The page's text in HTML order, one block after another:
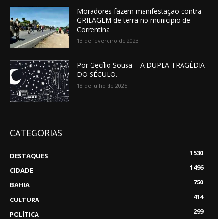
Moradores fazem manifestação contra
GRILAGEM de terra no município de
Correntina
13 de fevereiro de 2023
Por Gecílio Sousa – A DUPLA TRAGÉDIA
DO SÉCULO.
18 de julho de 2025
CATEGORIAS
DESTAQUES
1530
CIDADE
1496
BAHIA
750
CULTURA
414
POLÍTICA
299